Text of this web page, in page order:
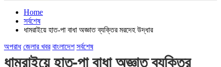
Home
সর্বশেষ
ধামরাইয়ে হাত-পা বাধা অজ্ঞাত ব্যক্তির মরদেহ উদ্ধার
অপরাধ জেলার খবর বাংলাদেশ সর্বশেষ
ধামরাইয়ে হাত-পা বাধা অজ্ঞাত ব্যক্তির